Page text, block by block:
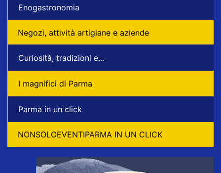
Enogastronomia
Negozì, attività artigiane e aziende
Curiosità, tradizioni e...
I magnifici di Parma
Parma in un click
NONSOLOEVENTIPARMA IN UN CLICK